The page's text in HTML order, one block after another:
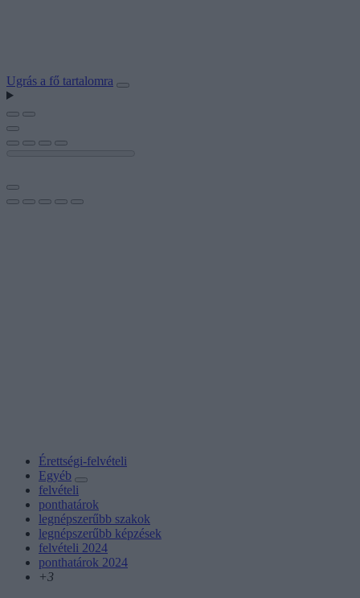
Ugrás a fő tartalomra
Érettségi-felvételi
Egyéb
felvételi
ponthatárok
legnépszerűbb szakok
legnépszerűbb képzések
felvételi 2024
ponthatárok 2024
+3